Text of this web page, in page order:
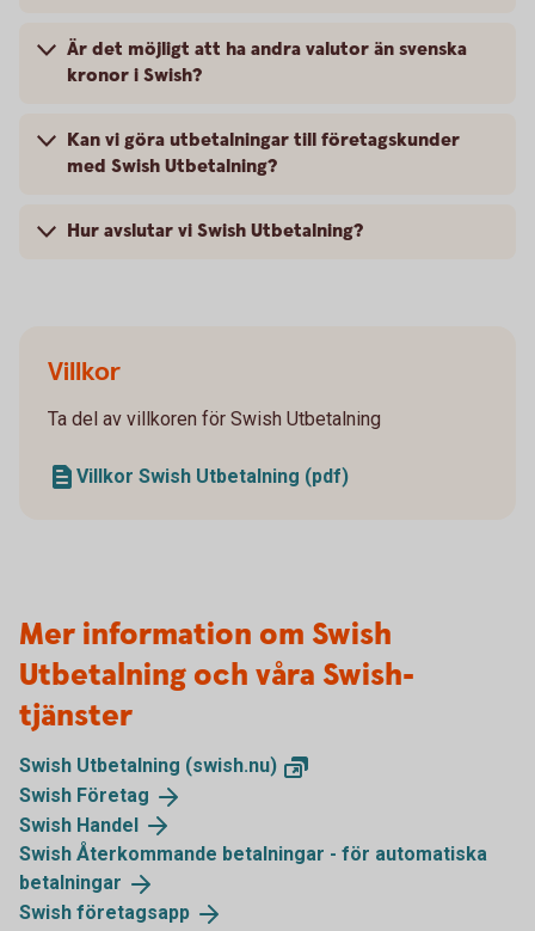
Är det möjligt att ha andra valutor än svenska
kronor i Swish?
Kan vi göra utbetalningar till företagskunder
med Swish Utbetalning?
Hur avslutar vi Swish Utbetalning?
Villkor
Ta del av villkoren för Swish Utbetalning
Villkor Swish Utbetalning (pdf)
Mer information om Swish
Utbetalning och våra Swish-
tjänster
Swish Utbetalning (swish.nu)
Swish Företag
Swish Handel
Swish Återkommande betalningar - för automatiska
betalningar
Swish företagsapp